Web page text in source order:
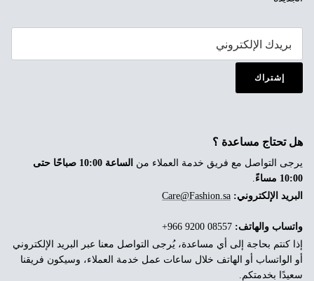
إشتراك
هل تحتاج مساعدة ؟
يرجى التواصل مع فريق خدمة العملاء من
الساعة 10:00 صباحًا حتى
10:00 مساءً
البريد الإلكتروني: Care@Fashion.sa
واتساب والهاتف:
إذا كنتم بحاجة إلى أي مساعدة، يُرجى التواصل معنا عبر البريد الإلكتروني
أو الواتساب أو الهاتف خلال ساعات عمل خدمة العملاء، وسيكون فريقنا
سعيدًا بخدمتكم.